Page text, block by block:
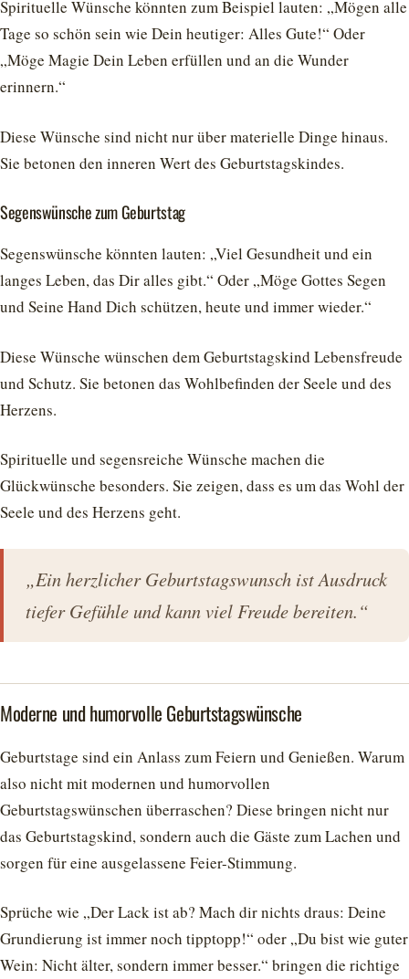
Spirituelle Wünsche könnten zum Beispiel lauten: „Mögen alle
Tage so schön sein wie Dein heutiger: Alles Gute!“ Oder
„Möge Magie Dein Leben erfüllen und an die Wunder
erinnern.“
Diese Wünsche sind nicht nur über materielle Dinge hinaus.
Sie betonen den inneren Wert des Geburtstagskindes.
Segenswünsche zum Geburtstag
Segenswünsche könnten lauten: „Viel Gesundheit und ein
langes Leben, das Dir alles gibt.“ Oder „Möge Gottes Segen
und Seine Hand Dich schützen, heute und immer wieder.“
Diese Wünsche wünschen dem Geburtstagskind Lebensfreude
und Schutz. Sie betonen das Wohlbefinden der Seele und des
Herzens.
Spirituelle und segensreiche Wünsche machen die
Glückwünsche besonders. Sie zeigen, dass es um das Wohl der
Seele und des Herzens geht.
„Ein herzlicher Geburtstagswunsch ist Ausdruck
tiefer Gefühle und kann viel Freude bereiten.“
Moderne und humorvolle Geburtstagswünsche
Geburtstage sind ein Anlass zum Feiern und Genießen. Warum
also nicht mit modernen und humorvollen
Geburtstagswünschen überraschen? Diese bringen nicht nur
das Geburtstagskind, sondern auch die Gäste zum Lachen und
sorgen für eine ausgelassene Feier-Stimmung.
Sprüche wie „Der Lack ist ab? Mach dir nichts draus: Deine
Grundierung ist immer noch tipptopp!“ oder „Du bist wie guter
Wein: Nicht älter, sondern immer besser.“ bringen die richtige